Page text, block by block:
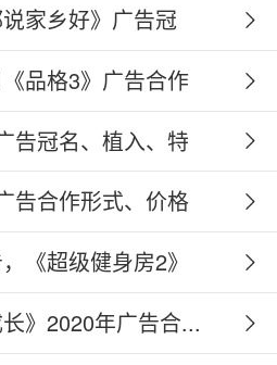
家乡好》广告冠
品格3》广告合作
告冠名、植入、特
告合作形式、价格
《超级健身房2》
》2020年广告合...